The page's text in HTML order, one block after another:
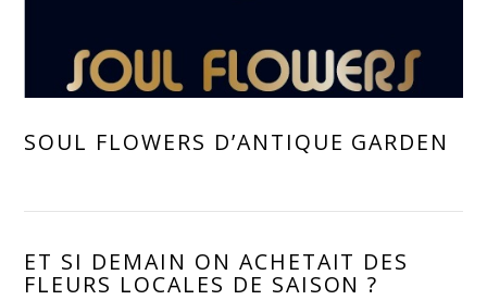
VIEW POST
SOUL FLOWERS D’ANTIQUE GARDEN
ET SI DEMAIN ON ACHETAIT DES
FLEURS LOCALES DE SAISON ?